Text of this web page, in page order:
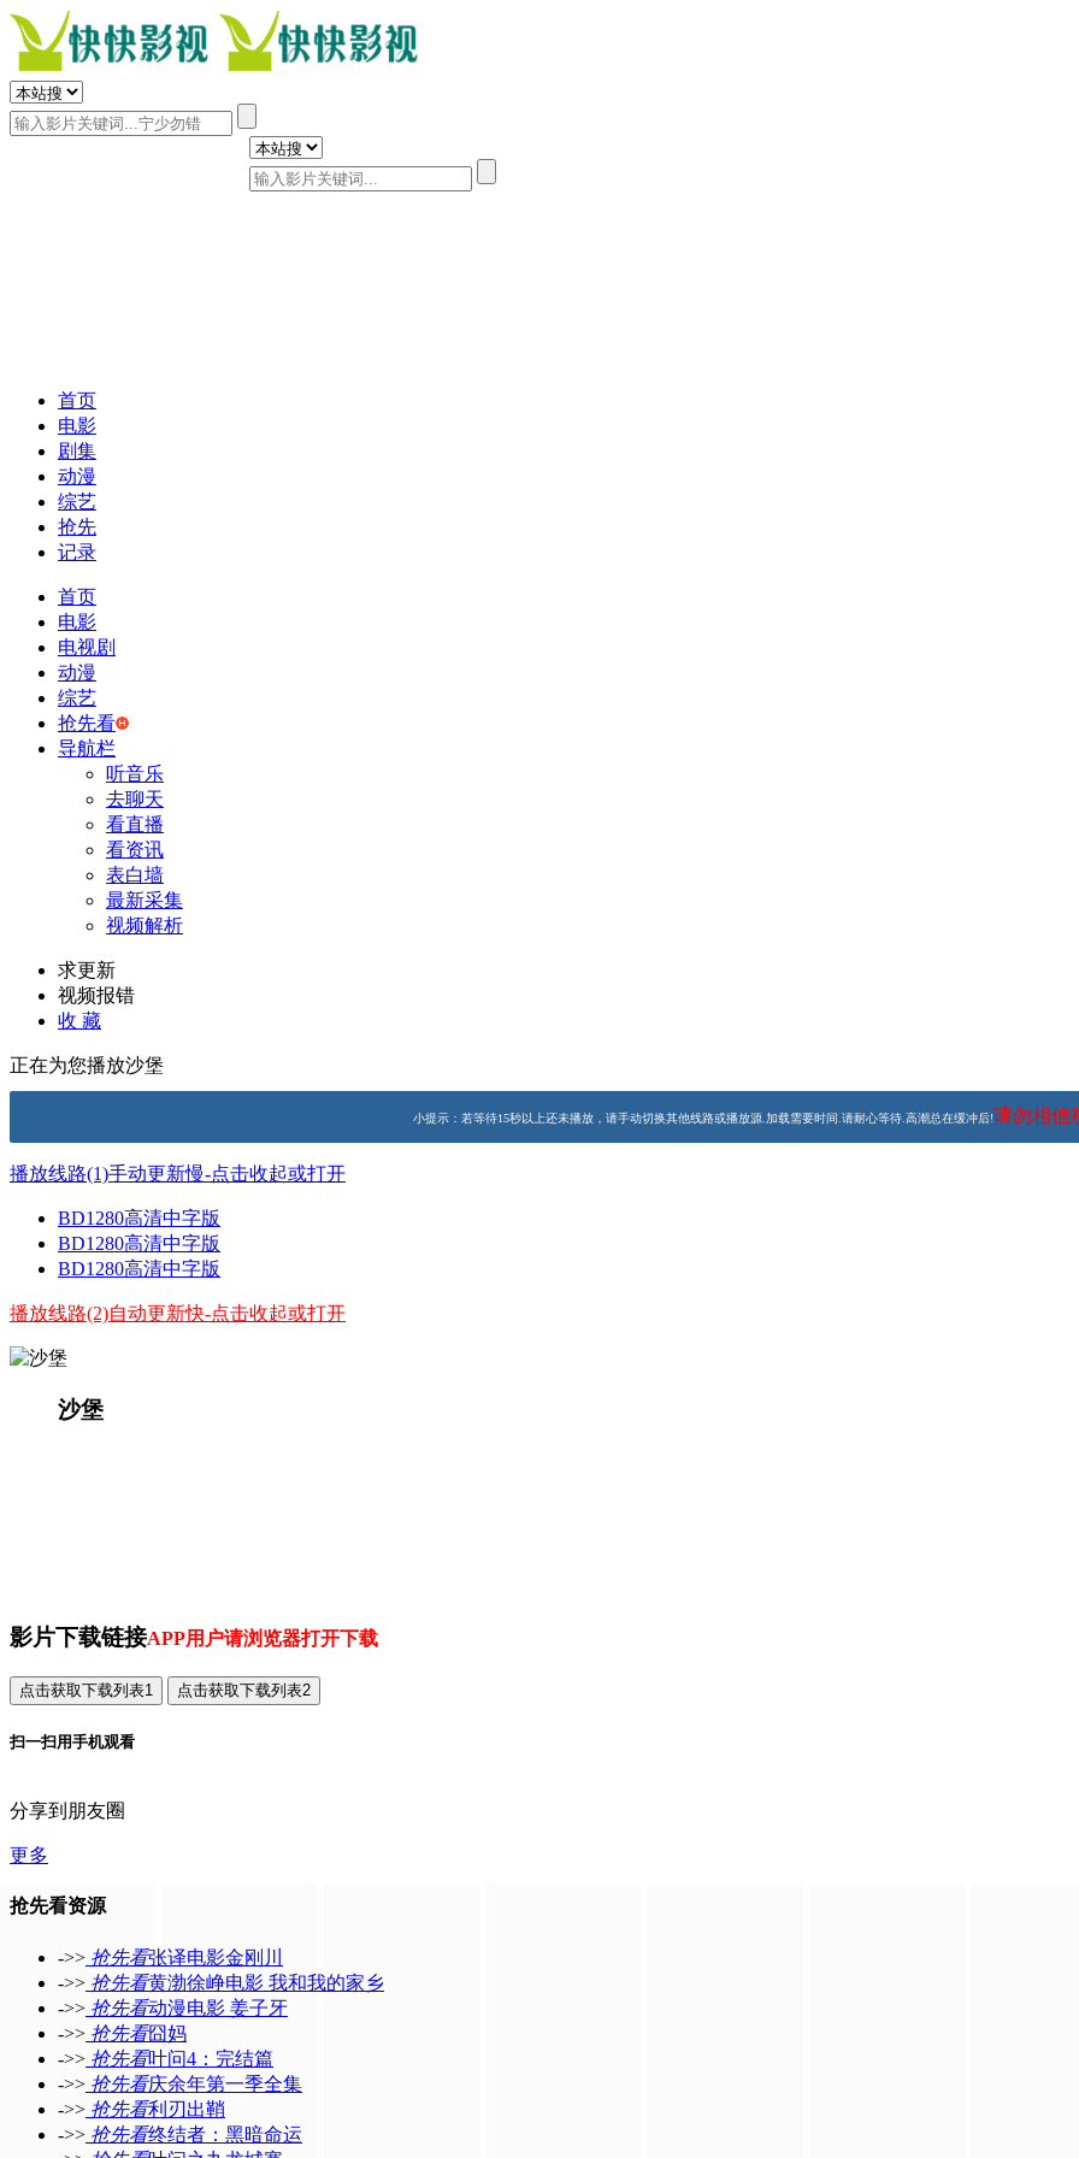
首页
电影
剧集
动漫
综艺
抢先
记录
首页
电影
电视剧
动漫
综艺
抢先看
导航栏
听音乐
去聊天
看直播
看资讯
表白墙
最新采集
视频解析
求更新
视频报错
收 藏
正在为您播放沙堡
小提示：若等待15秒以上还未播放，请手动切换其他线路或播放源.加载需要时间.请耐心等待.高潮总在缓冲后!请勿相信
播放线路(1)手动更新慢-点击收起或打开
BD1280高清中字版
BD1280高清中字版
BD1280高清中字版
播放线路(2)自动更新快-点击收起或打开
沙堡
影片下载链接APP用户请浏览器打开下载
扫一扫用手机观看
分享到朋友圈
更多
抢先看资源
->> 抢先看张译电影金刚川
->> 抢先看黄渤徐峥电影 我和我的家乡
->> 抢先看动漫电影 姜子牙
->> 抢先看囧妈
->> 抢先看叶问4：完结篇
->> 抢先看庆余年第一季全集
->> 抢先看利刃出鞘
->> 抢先看终结者：黑暗命运